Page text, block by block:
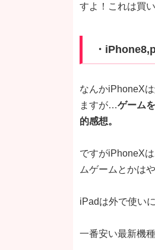
すよ！これは買
・
なんかiPhoneX
ますが…ゲーム
的感想。
ですがiPhoneX
ムゲームとかは
iPadは外で使い
一番安い最新機